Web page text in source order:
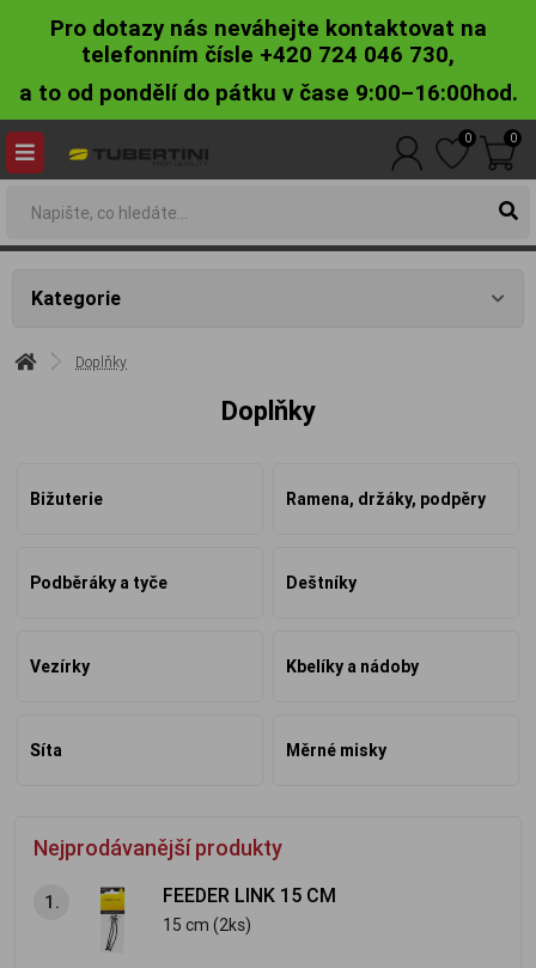
Pro dotazy nás neváhejte kontaktovat na
telefonním čísle +420 724 046 730,
a to od pondělí do pátku v čase 9:00–16:00hod.
0 0
Kategorie
Doplňky
Doplňky
Bižuterie Ramena, držáky, podpěry
Podběráky a tyče Deštníky
Vezírky Kbelíky a nádoby
Síta Měrné misky
Nejprodávanější produkty
1. FEEDER LINK 15 CM
15 cm (2ks)